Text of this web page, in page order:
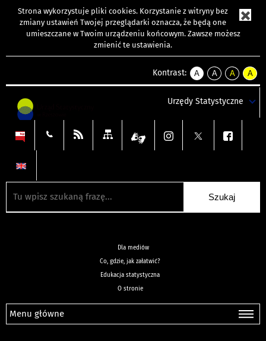
Strona wykorzystuje pliki cookies. Korzystanie z witryny bez
zmiany ustawień Twojej przeglądarki oznacza, że będą one
umieszczane w Twoim urządzeniu końcowym. Zawsze możesz
zmienić te ustawienia.
Kontrast:
A
kontrast
A
kontrast
tekst
czarnym
A
kontrast
tekst
czarnym
A
tekst
żółtym
Urzędy Statystyczne
Dla mediów
Co, gdzie, jak załatwić?
Edukacja statystyczna
O stronie
Menu główne